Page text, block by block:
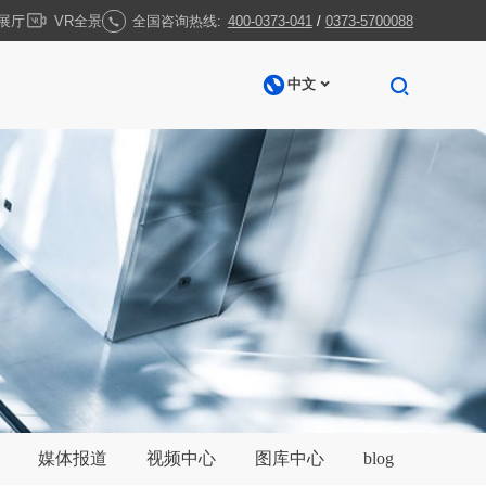
厅 VR全景  全国咨询热线: 400-0373-041/ 0373-5700088
中文 
媒体报道 视频中心 图库中心 blog